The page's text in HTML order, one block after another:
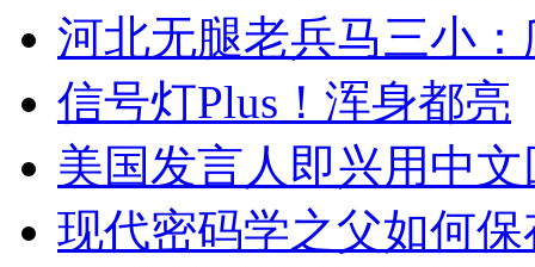
河北无腿老兵马三小
信号灯Plus！浑身都亮
美国发言人即兴用中
现代密码学之父如何